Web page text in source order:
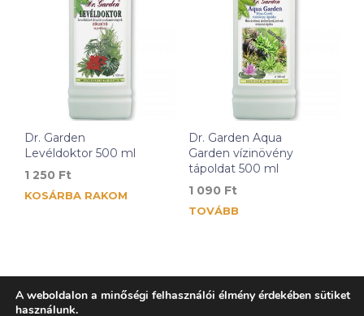
Dr. Garden
Levéldoktor 500 ml
1 250 Ft
KOSÁRBA RAKOM
Dr. Garden Aqua
Garden vízinövény
tápoldat 500 ml
1 090 Ft
TOVÁBB
A weboldalon a minőségi felhasználói élmény érdekében sütiket
használunk.